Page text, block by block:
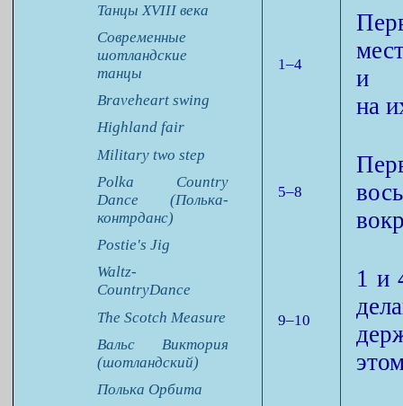
Танцы XVIII века
Современные
шотландские
танцы
Braveheart swing
Highland fair
Military two step
Polka Country
Dance (Полька-
контрданс)
Postie's Jig
Waltz-
CountryDance
The Scotch Measure
Вальс Виктория
(шотландский)
Полька Орбита
1–4
и
на
5–8
9–10
1 и